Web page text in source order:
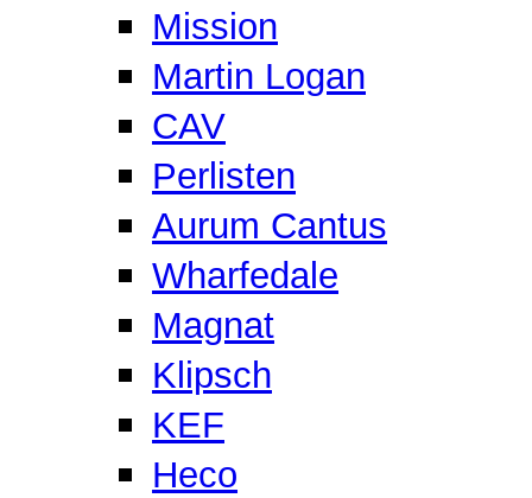
Mission
Martin Logan
CAV
Perlisten
Aurum Cantus
Wharfedale
Magnat
Klipsch
KEF
Heco